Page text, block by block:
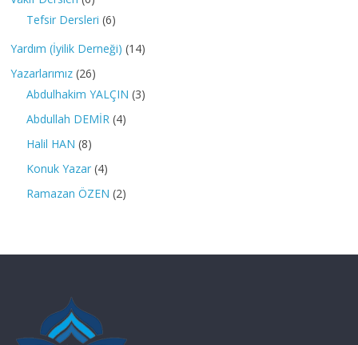
Tefsir Dersleri (6)
Yardım (İyilik Derneği) (14)
Yazarlarımız (26)
Abdulhakim YALÇIN (3)
Abdullah DEMİR (4)
Halil HAN (8)
Konuk Yazar (4)
Ramazan ÖZEN (2)